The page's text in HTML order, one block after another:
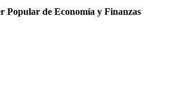
Popular de Economía y Finanzas